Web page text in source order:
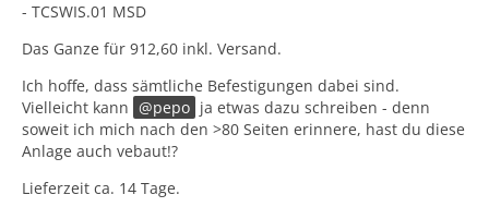
- TCSWIS.01 MSD
Das Ganze für 912,60 inkl. Versand.
Ich hoffe, dass sämtliche Befestigungen dabei sind.
Vielleicht kann
pepo ja etwas dazu schreiben - denn
soweit ich mich nach den >80 Seiten erinnere, hast du diese
Anlage auch vebaut!?
Lieferzeit ca. 14 Tage.